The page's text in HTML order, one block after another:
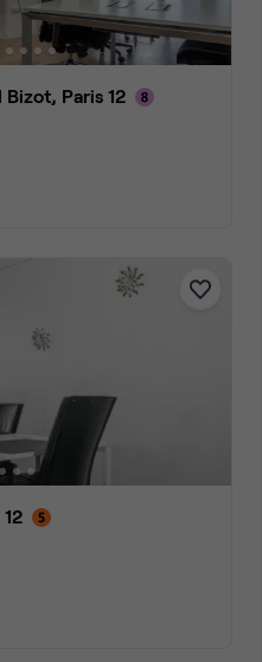
Bizot, Paris 12